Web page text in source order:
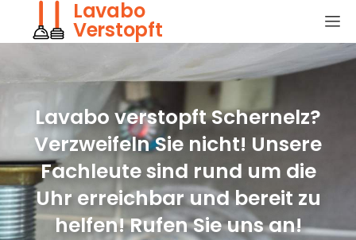
Lavabo
Verstopft
Lavabo verstopft Schernelz?
Verzweifeln Sie nicht! Unsere
Fachleute sind rund um die
Uhr erreichbar und bereit zu
helfen! Rufen Sie uns an!